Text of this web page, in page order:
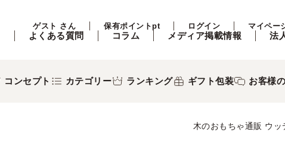
ゲスト さん 保有ポイントpt ログイン マイペー
よくある質問 コラム メディア掲載情報 法
コンセプト カテゴリー ランキング ギフト包装 お客様
木のおもちゃ通販 ウッ